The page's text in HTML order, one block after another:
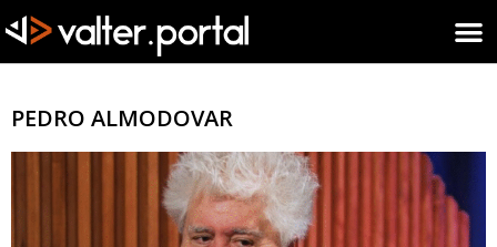
PEDRO ALMODOVAR